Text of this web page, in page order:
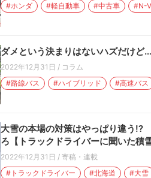
#ホンダ
#軽自動車 #中古車 #N-
ダメという決まりはないハズだけ
2022年12月31日 / コラム
#路線バス
#ハイブリッド #高速バス
大雪の本場の対策はやっぱり違う
ろ【トラックドライバーに聞いた積
2022年12月31日 / 寄稿・連載
#トラックドライバー
#北海道 #大雪